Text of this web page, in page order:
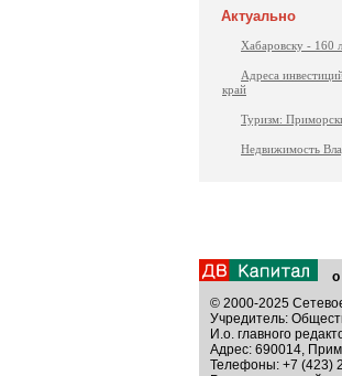
Актуально
Хабаровску - 160
Адреса
край
Туризм:
Недвижимость
© 2000-2025
Учредитель:
И.о. главного
Адрес: 690014,
Телефоны: +7 (423)